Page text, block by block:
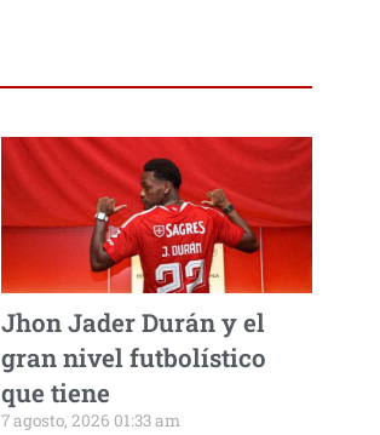
Jhon Jader Durán y el
gran nivel futbolístico
que tiene
7 agosto, 2026 01:33 am